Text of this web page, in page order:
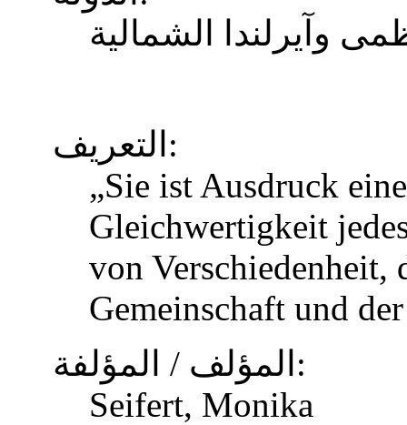
وآيرلندا الشمالية
التعريف:
„Sie ist Ausdruck
Gleichwertigkeit
von Verschiedenheit,
Gemeinschaft und
المؤلف / المؤلفة:
Seifert, Monika